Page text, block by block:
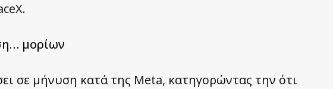
μορίων
σε μήνυση κατά της Meta, κατηγορώντας την ότι